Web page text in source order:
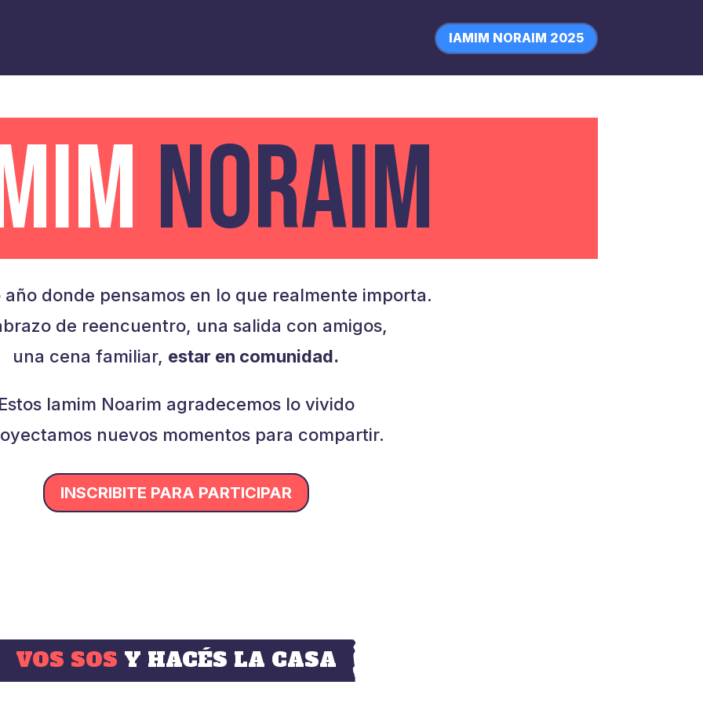
IAMIM NORAIM 2025
NORAIM
donde pensamos en lo que realmente importa.
de reencuentro, una salida con amigos,
una cena familiar, estar en comunidad.
Iamim Noarim agradecemos lo vivido
nuevos momentos para compartir.
INSCRIBITE PARA PARTICIPAR
VOS SOS Y HACÉS LA CASA